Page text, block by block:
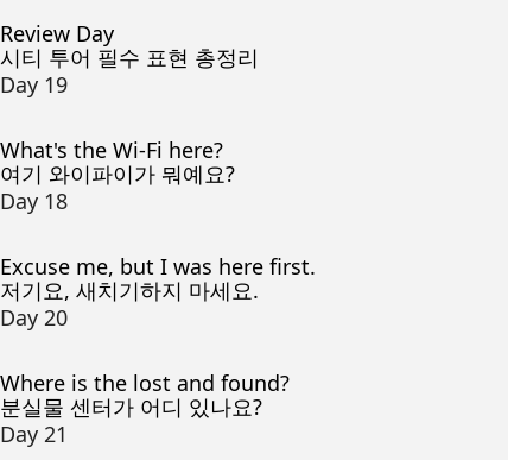
Review Day
시티 투어 필수 표현 총정리
Day 19
What's the Wi-Fi here?
여기 와이파이가 뭐예요?
Day 18
Excuse me, but I was here first.
저기요, 새치기하지 마세요.
Day 20
Where is the lost and found?
분실물 센터가 어디 있나요?
Day 21